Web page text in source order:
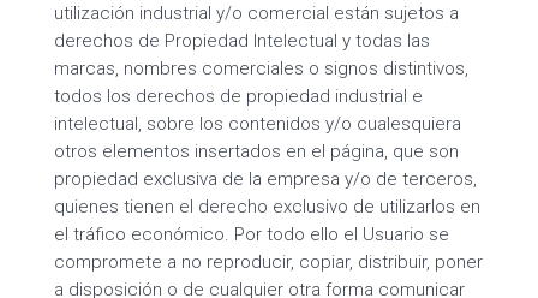
utilización industrial y/o comercial están sujetos a
derechos de Propiedad Intelectual y todas las
marcas, nombres comerciales o signos distintivos,
todos los derechos de propiedad industrial e
intelectual, sobre los contenidos y/o cualesquiera
otros elementos insertados en el página, que son
propiedad exclusiva de la empresa y/o de terceros,
quienes tienen el derecho exclusivo de utilizarlos en
el tráfico económico. Por todo ello el Usuario se
compromete a no reproducir, copiar, distribuir, poner
a disposición o de cualquier otra forma comunicar